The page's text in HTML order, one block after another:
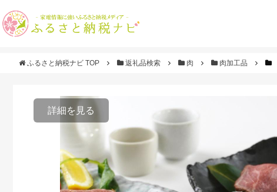
ふるさと納税ナビ TOP 返礼品検索 肉 肉加工品
詳細を見る